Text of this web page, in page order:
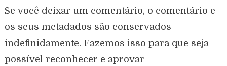
Se você deixar um comentário, o comentário e
os seus metadados são conservados
indefinidamente. Fazemos isso para que seja
possível reconhecer e aprovar